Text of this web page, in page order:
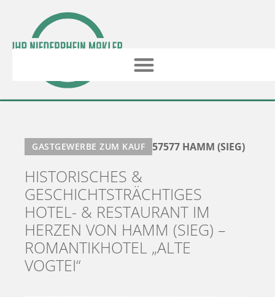
GASTGEWERBE ZUM KAUF 57577 HAMM (SIEG)
HISTORISCHES &
GESCHICHTSTRÄCHTIGES
HOTEL- & RESTAURANT IM
HERZEN VON HAMM (SIEG) –
ROMANTIKHOTEL „ALTE
VOGTEI“